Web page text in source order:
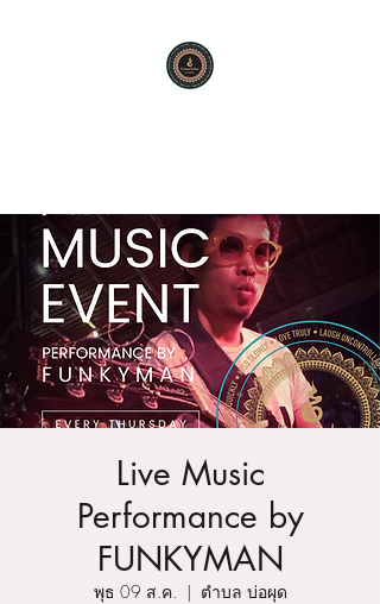
Live Music
Performance by
FUNKYMAN
พุธ 09 ส.ค.
  |
ตำบล บ่อผุด